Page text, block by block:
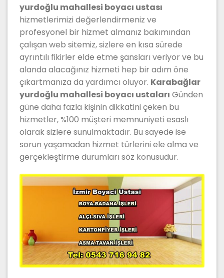
yurdoğlu mahallesi boyacı ustası
hizmetlerimizi değerlendirmeniz ve
profesyonel bir hizmet almanız bakımından
çalışan web sitemiz, sizlere en kısa sürede
ayrıntılı fikirler elde etme şansları veriyor ve bu
alanda alacağınız hizmeti hep bir adım öne
çıkartmanıza da yardımcı oluyor. Karabağlar
yurdoğlu mahallesi boyacı ustaları Günden
güne daha fazla kişinin dikkatini çeken bu
hizmetler, %100 müşteri memnuniyeti esaslı
olarak sizlere sunulmaktadır. Bu sayede ise
sorun yaşamadan hizmet türlerini ele alma ve
gerçekleştirme durumları söz konusudur.